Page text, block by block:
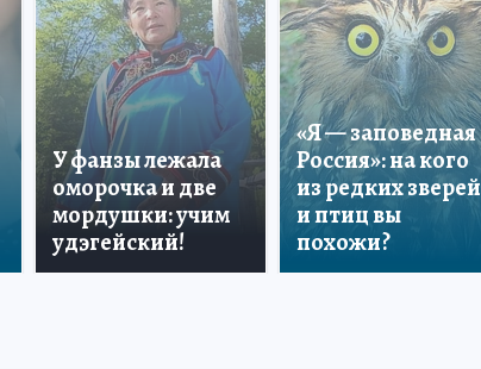
У фанзы лежала
оморочка и две
мордушки: учим
удэгейский!
«Я — заповедная
Россия»: на кого
из редких зверей
и птиц вы
похожи?